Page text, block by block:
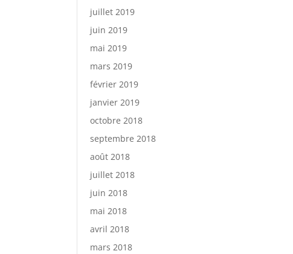
juillet 2019
juin 2019
mai 2019
mars 2019
février 2019
janvier 2019
octobre 2018
septembre 2018
août 2018
juillet 2018
juin 2018
mai 2018
avril 2018
mars 2018